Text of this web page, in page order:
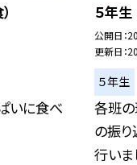
いに食べ
５年
公開日
更新日
５年生
各班の
の振
行いま